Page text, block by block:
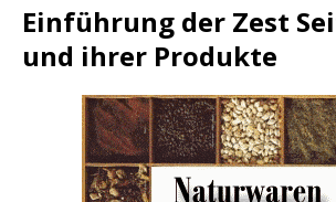
Einführung der Zest
und ihrer Produkte